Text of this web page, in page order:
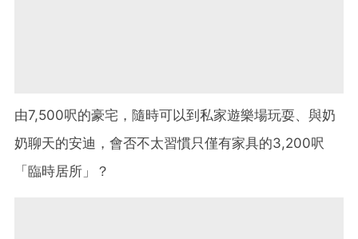
由7,500呎的豪宅，隨時可以到私家遊樂場玩耍、與奶
奶聊天的安迪，會否不太習慣只僅有家具的3,200呎
「臨時居所」？